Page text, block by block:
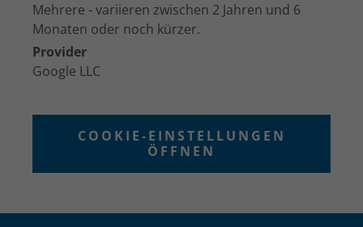
Mehrere - variieren zwischen 2 Jahren und 6
Monaten oder noch kürzer.
Provider
Google LLC
COOKIE-EINSTELLUNGEN
ÖFFNEN